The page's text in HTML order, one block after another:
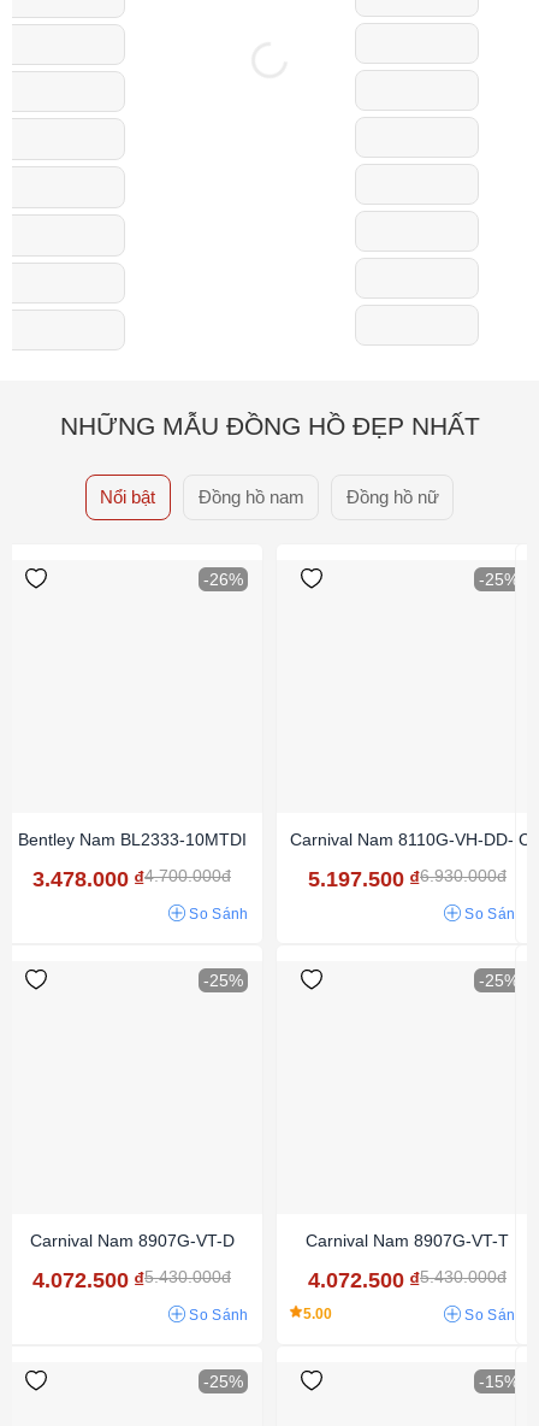
NHỮNG MẪU ĐỒNG HỒ ĐẸP NHẤT
Nổi bật Đồng hồ nam Đồng hồ nữ
-26%
Bentley Nam BL2333-10MTDI
3.478.000 ₫4.700.000đ
So Sánh
-25%
Carnival Nam 8110G-VH-DD-N
5.197.500 ₫6.930.000đ
So Sánh
-25%
Carnival Nam 8907G-VT-D
4.072.500 ₫5.430.000đ
So Sánh
-25%
Carnival Nam 8907G-VT-T
4.072.500 ₫5.430.000đ
5.00 So Sánh
-25% -15%